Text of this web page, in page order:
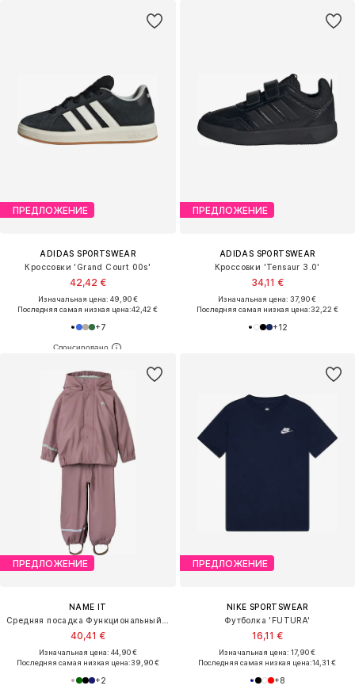
ПРЕДЛОЖЕНИЕ
ADIDAS SPORTSWEAR
Кроссовки 'Grand Court 00s'
42,42 €
Изначальная цена: 49,90 €
Последняя самая низкая цена:42,42 €
+7
ПРЕДЛОЖЕНИЕ
ADIDAS SPORTSWEAR
Кроссовки 'Tensaur 3.0'
34,11 €
Изначальная цена: 37,90 €
Последняя самая низкая цена:32,22 €
+12
ПРЕДЛОЖЕНИЕ
NAME IT
40,41 €
Изначальная цена: 44,90 €
Последняя самая низкая цена:39,90 €
+2
ПРЕДЛОЖЕНИЕ
NIKE SPORTSWEAR
Футболка 'FUTURA'
16,11 €
Изначальная цена: 17,90 €
Последняя самая низкая цена:14,31 €
+8